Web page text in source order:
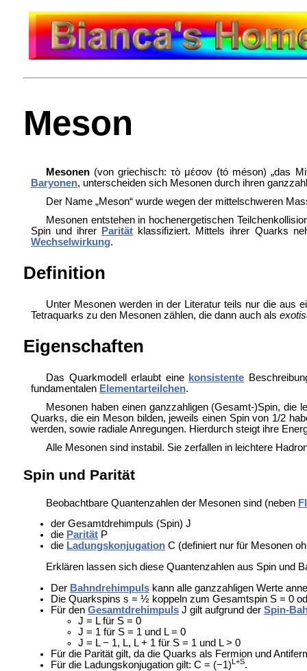
Meson
Mesonen(von griechisch: τὸ μέσον (tó méson) „das
Baryonen, unterscheiden sich Mesonen durch ihren
Der Name „Meson“ wurde wegen der mittelschweren
Mesonen entstehen in hochenergetischen
Spin und ihrer
Parität klassifiziert. Mittels ihrer Quarks
Wechselwirkung.
Definition
Unter Mesonen werden in der Literatur teils nur die aus
Tetraquarks zu den Mesonen zählen, die dann auch als
Eigenschaften
Das Quarkmodell erlaubt eine konsistente
fundamentalen Elementarteilchen.
Mesonen haben einen ganzzahligen (Gesamt-)Spin, die
Quarks, die ein Meson bilden, jeweils einen Spin von 1/2
werden, sowie radiale Anregungen. Hierdurch steigt ihre
Alle Mesonen sind instabil. Sie zerfallen in leichtere
Spin und Parität
Beobachtbare Quantenzahlen der Mesonen sind (neben
der Gesamtdrehimpuls (Spin) J
die ParitätP
die LadungskonjugationC (definiert nur für Mesonen
Erklären lassen sich diese Quantenzahlen aus Spin und
Der Bahndrehimpulskann alle ganzzahligen Werte
Die Quarkspins s = ½ koppeln zum Gesamtspin S = 0
Für den GesamtdrehimpulsJ gilt aufgrund der Spin-
J = L für S = 0
J = 1 für S = 1 und L = 0
J = L − 1, L, L + 1 für S = 1 und L > 0
Für die Parität gilt, da die Quarks als Fermion und
Für die Ladungskonjugation gilt: C = (−1) L+S.